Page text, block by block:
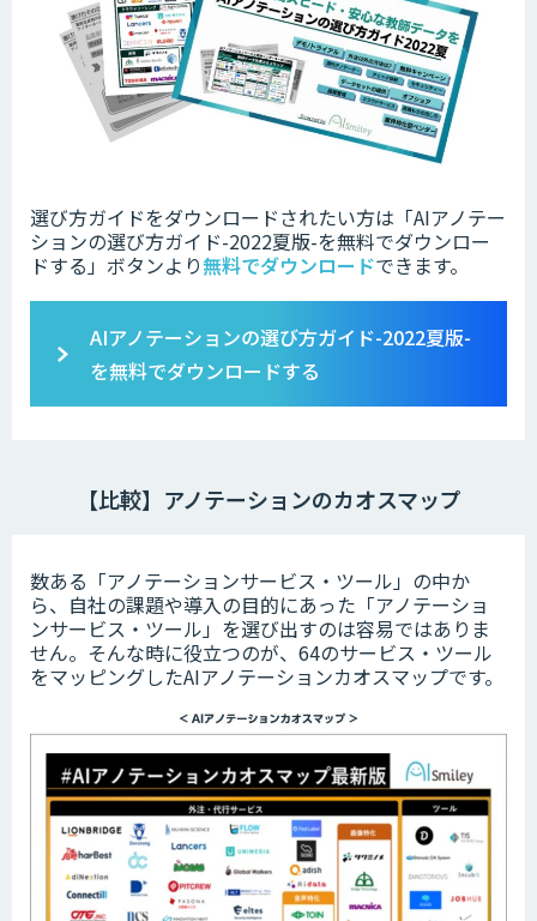
選び方ガイドをダウンロードされたい方は「AIアノテー
ションの選び方ガイド-2022夏版-を無料でダウンロー
ドする」ボタンより無料でダウンロードできます。
AIアノテーションの選び方ガイド-2022夏版-
を無料でダウンロードする
【比較】アノテーションのカオスマップ
数ある「アノテーションサービス・ツール」の中か
ら、自社の課題や導入の目的にあった「アノテーショ
ンサービス・ツール」を選び出すのは容易ではありま
せん。そんな時に役立つのが、64のサービス・ツール
をマッピングしたAIアノテーションカオスマップです。